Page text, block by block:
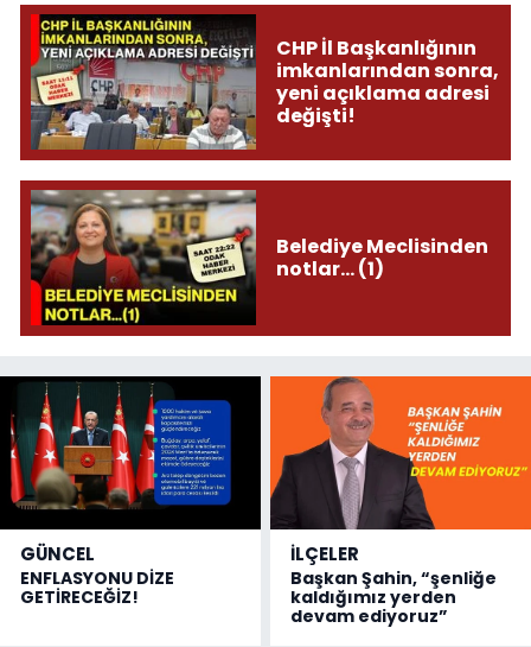
CHP İl Başkanlığının
imkanlarından sonra,
yeni açıklama adresi
değişti!
Belediye Meclisinden
notlar... (1)
GÜNCEL
ENFLASYONU DİZE
GETİRECEĞİZ!
İLÇELER
Başkan Şahin, “şenliğe
kaldığımız yerden
devam ediyoruz”